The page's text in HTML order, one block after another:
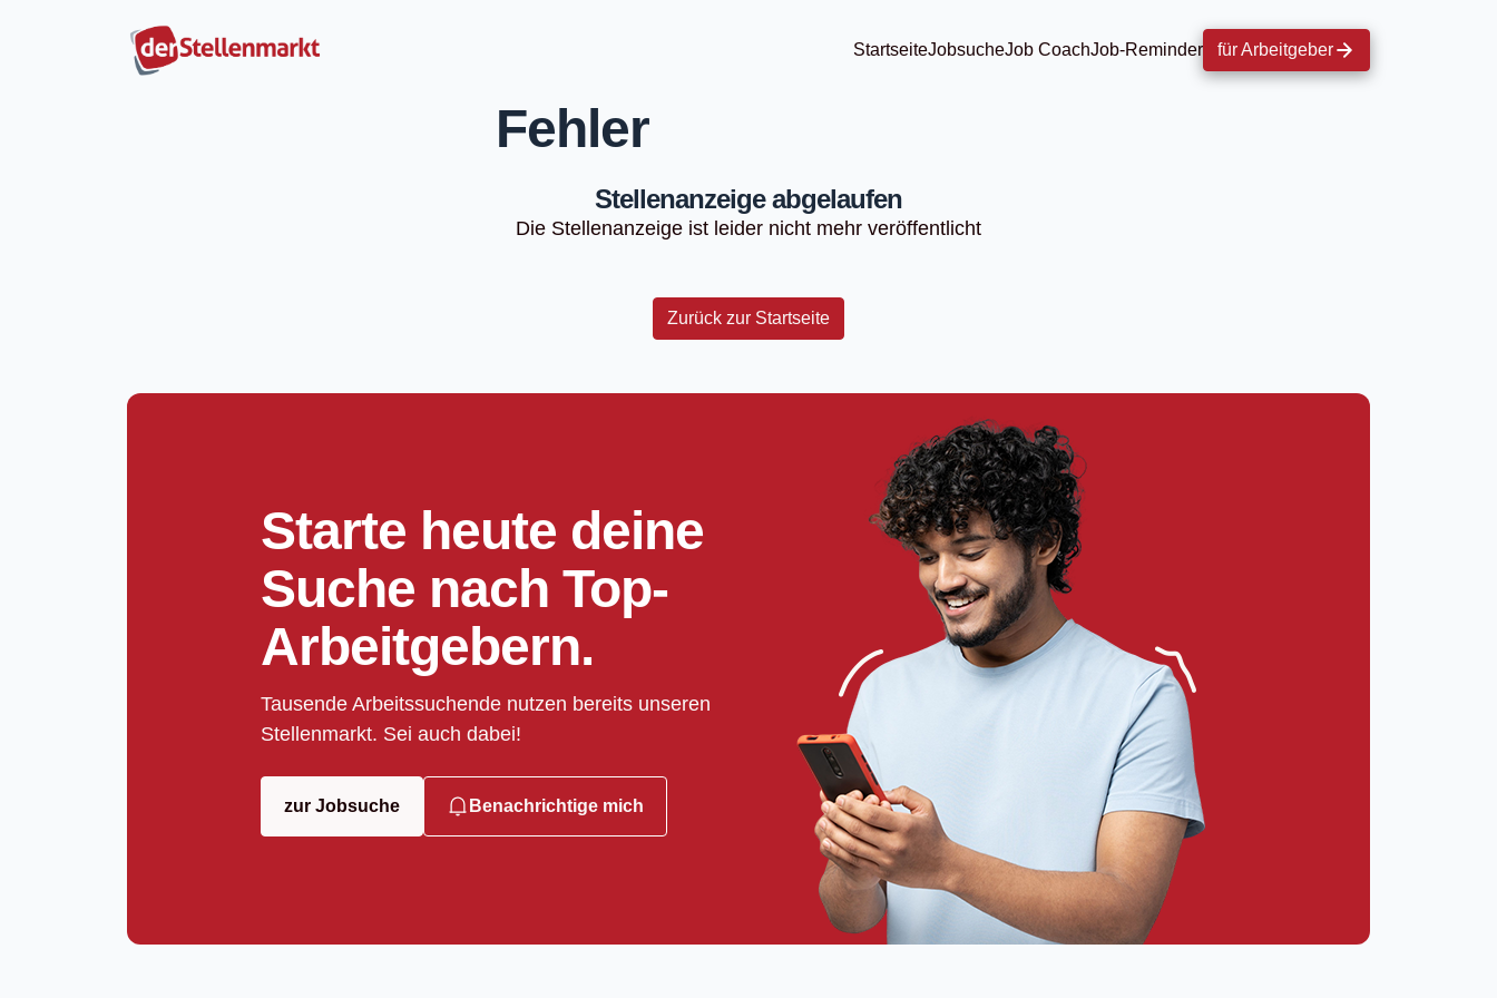
StartseiteJobsucheJob CoachJob-Reminder für Arbeitgeber
Fehler
Stellenanzeige abgelaufen
Die Stellenanzeige ist leider nicht mehr veröffentlicht
Zurück zur Startseite
Starte heute deine
Suche nach Top-
Arbeitgebern.
Tausende Arbeitssuchende nutzen bereits unseren
Stellenmarkt. Sei auch dabei!
zur Jobsuche Benachrichtige mich